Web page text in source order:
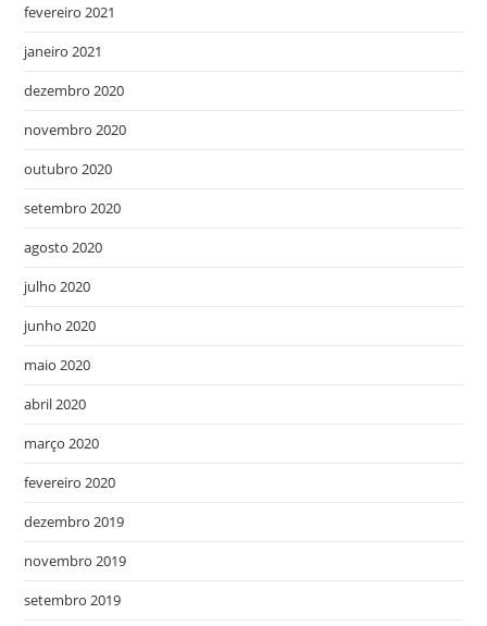
fevereiro 2021
janeiro 2021
dezembro 2020
novembro 2020
outubro 2020
setembro 2020
agosto 2020
julho 2020
junho 2020
maio 2020
abril 2020
março 2020
fevereiro 2020
dezembro 2019
novembro 2019
setembro 2019